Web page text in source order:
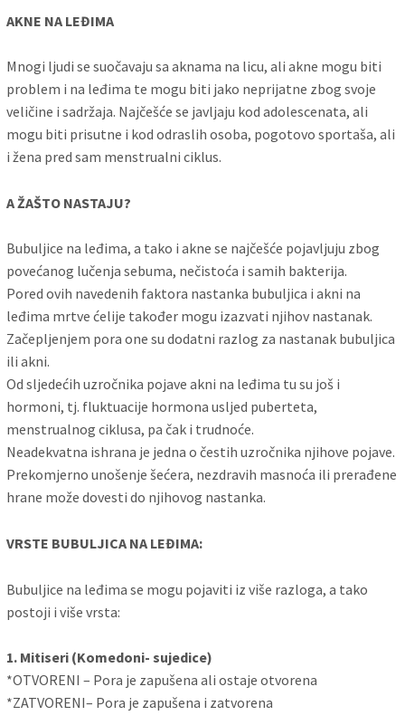
AKNE NA LEĐIMA
Mnogi ljudi se suočavaju sa aknama na licu, ali akne mogu biti
problem i na leđima te mogu biti jako neprijatne zbog svoje
veličine i sadržaja. Najčešće se javljaju kod adolescenata, ali
mogu biti prisutne i kod odraslih osoba, pogotovo sportaša, ali
i žena pred sam menstrualni ciklus.
A ŽAŠTO NASTAJU?
Bubuljice na leđima, a tako i akne se najčešće pojavljuju zbog
povećanog lučenja sebuma, nečistoća i samih bakterija.
Pored ovih navedenih faktora nastanka bubuljica i akni na
leđima mrtve ćelije također mogu izazvati njihov nastanak.
Začepljenjem pora one su dodatni razlog za nastanak bubuljica
ili akni.
Od sljedećih uzročnika pojave akni na leđima tu su još i
hormoni, tj. fluktuacije hormona usljed puberteta,
menstrualnog ciklusa, pa čak i trudnoće.
Neadekvatna ishrana je jedna o čestih uzročnika njihove pojave.
Prekomjerno unošenje šećera, nezdravih masnoća ili prerađene
hrane može dovesti do njihovog nastanka.
VRSTE BUBULJICA NA LEĐIMA:
Bubuljice na leđima se mogu pojaviti iz više razloga, a tako
postoji i više vrsta:
1. Mitiseri (Komedoni- sujedice)
*OTVORENI – Pora je zapušena ali ostaje otvorena
*ZATVORENI– Pora je zapušena i zatvorena